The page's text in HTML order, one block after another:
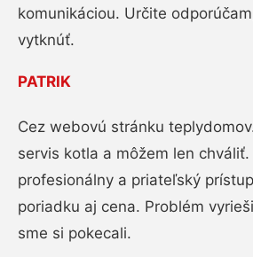
komunikáciou. Určite
vytknúť.
PATRIK
Cez webovú stránku
servis kotla a môžem len chváliť.
profesionálny a priateľský
poriadku aj cena. Problém
sme si pokecali.